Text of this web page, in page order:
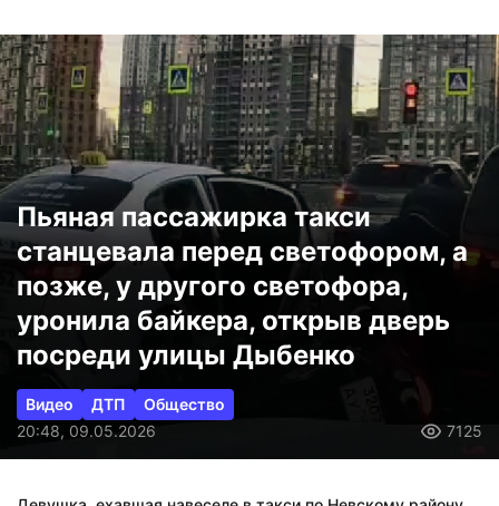
Пьяная пассажирка такси
станцевала перед светофором, а
позже, у другого светофора,
уронила байкера, открыв дверь
посреди улицы Дыбенко
Видео ДТП
Общество
20:48, 09.05.2026
7125